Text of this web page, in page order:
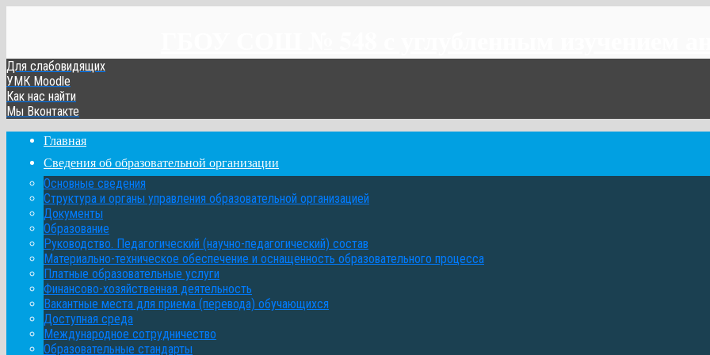
Для слабовидящих
УМК Moodle
Как нас найти
Мы Вконтакте
Главная
Сведения об образовательной организации
Основные сведения
Структура и органы управления образовательной организацией
Документы
Образование
Руководство. Педагогический (научно-педагогический) состав
Материально-техническое обеспечение и оснащенность образовательного процесса
Платные образовательные услуги
Финансово-хозяйственная деятельность
Вакантные места для приема (перевода) обучающихся
Доступная среда
Международное сотрудничество
Образовательные стандарты